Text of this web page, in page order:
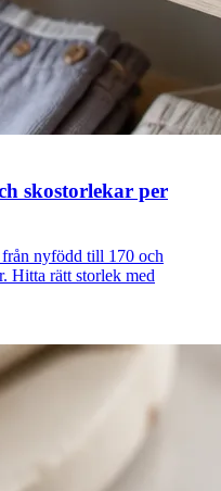
skostorlekar per
nyfödd till 170 och
Hitta rätt storlek med